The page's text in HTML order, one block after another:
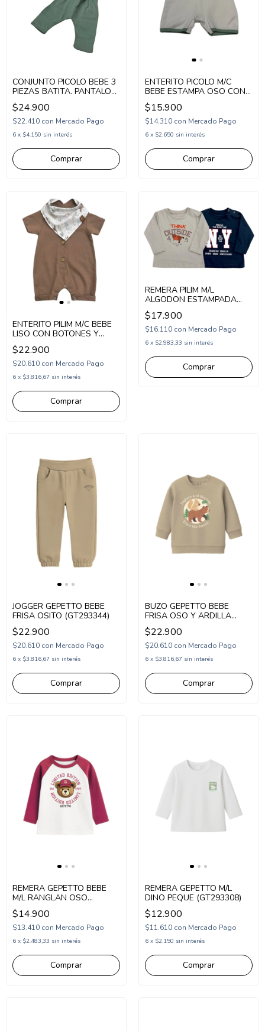
CONJUNTO PICOLO BEBE 3
PIEZAS BATITA. PANTALON
Y GORRO ESTAMPA
ELEFANTES (PC2677009)
$24.900
$22.410 con Mercado Pago
6 x $4.150 sin interés
Comprar
ENTERITO PICOLO M/C
BEBE ESTAMPA OSO CON
GORRA (PC2676464)
$15.900
$14.310 con Mercado Pago
6 x $2.650 sin interés
Comprar
ENTERITO PILIM M/C BEBE
LISO CON BOTONES Y
BANDANA ESTAMPADA
(PI261130)
$22.900
$20.610 con Mercado Pago
6 x $3.816,67 sin interés
Comprar
REMERA PILIM M/L
ALGODON ESTAMPADA
(PI251208)
$17.900
$16.110 con Mercado Pago
6 x $2.983,33 sin interés
Comprar
JOGGER GEPETTO BEBE
FRISA OSITO (GT293344)
$22.900
$20.610 con Mercado Pago
6 x $3.816,67 sin interés
Comprar
BUZO GEPETTO BEBE
FRISA OSO Y ARDILLA
(GT293320)
$22.900
$20.610 con Mercado Pago
6 x $3.816,67 sin interés
Comprar
REMERA GEPETTO BEBE
M/L RANGLAN OSO
(GT293309)
$14.900
$13.410 con Mercado Pago
6 x $2.483,33 sin interés
Comprar
REMERA GEPETTO M/L
DINO PEQUE (GT293308)
$12.900
$11.610 con Mercado Pago
6 x $2.150 sin interés
Comprar